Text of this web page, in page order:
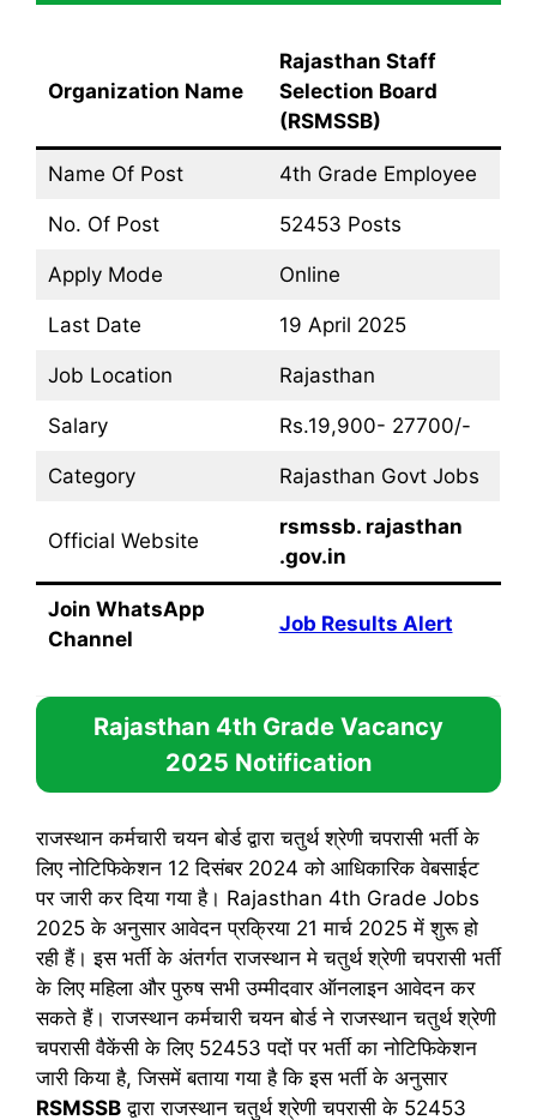
Organization Name
Rajasthan Staff
Selection Board
(RSMSSB)
Name Of Post 4th Grade Employee
No. Of Post 52453 Posts
Apply Mode Online
Last Date 19 April 2025
Job Location Rajasthan
Salary Rs.19,900- 27700/-
Category Rajasthan Govt Jobs
Official Website
rsmssb. rajasthan
.gov.in
Join WhatsApp
Channel
Job Results Alert
Rajasthan 4th Grade Vacancy
2025 Notification
राजस्थान कर्मचारी चयन बोर्ड द्वारा चतुर्थ श्रेणी चपरासी भर्ती के
लिए नोटिफिकेशन 12 दिसंबर 2024 को आधिकारिक वेबसाईट
पर जारी कर दिया गया है। Rajasthan 4th Grade Jobs
2025 के अनुसार आवेदन प्रक्रिया 21 मार्च 2025 में शुरू हो
रही हैं। इस भर्ती के अंतर्गत राजस्थान मे चतुर्थ श्रेणी चपरासी भर्ती
के लिए महिला और पुरुष सभी उम्मीदवार ऑनलाइन आवेदन कर
सकते हैं। राजस्थान कर्मचारी चयन बोर्ड ने राजस्थान चतुर्थ श्रेणी
चपरासी वैकेंसी के लिए 52453 पदों पर भर्ती का नोटिफिकेशन
जारी किया है, जिसमें बताया गया है कि इस भर्ती के अनुसार
RSMSSB द्वारा राजस्थान चतुर्थ श्रेणी चपरासी के 52453